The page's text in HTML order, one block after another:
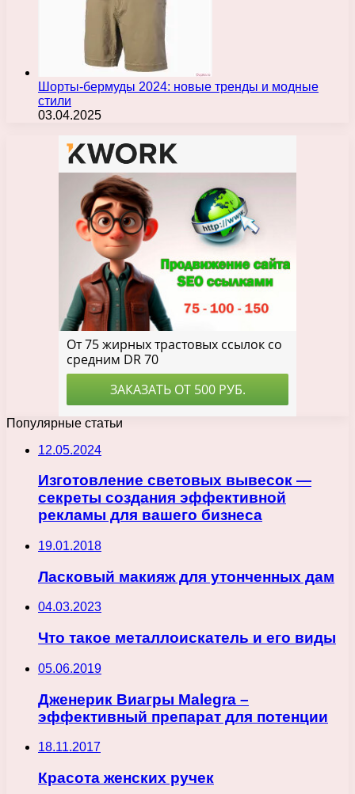
Шорты-бермуды 2024: новые тренды и модные
стили
03.04.2025
Популярные статьи
12.05.2024
Изготовление световых вывесок —
секреты создания эффективной
рекламы для вашего бизнеса
19.01.2018
Ласковый макияж для утонченных дам
04.03.2023
Что такое металлоискатель и его виды
05.06.2019
Дженерик Виагры Malegra –
эффективный препарат для потенции
18.11.2017
Красота женских ручек